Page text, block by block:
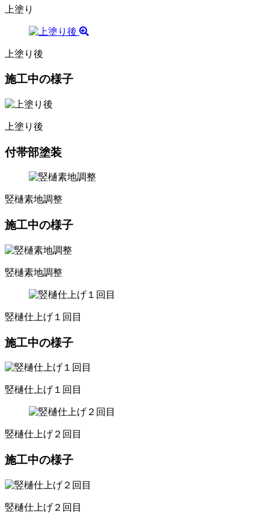
上塗り
上塗り後
施工中の様子
上塗り後
付帯部塗装
竪樋素地調整
施工中の様子
竪樋素地調整
竪樋仕上げ１回目
施工中の様子
竪樋仕上げ１回目
竪樋仕上げ２回目
施工中の様子
竪樋仕上げ２回目